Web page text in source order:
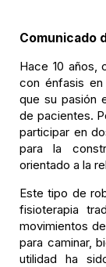
Comunicado
Hace 10 años,
con énfasis en
que su pasión
de pacientes.
participar en
para la
orientado a la
Este tipo de
fisioterapia
movimientos
para caminar,
utilidad ha